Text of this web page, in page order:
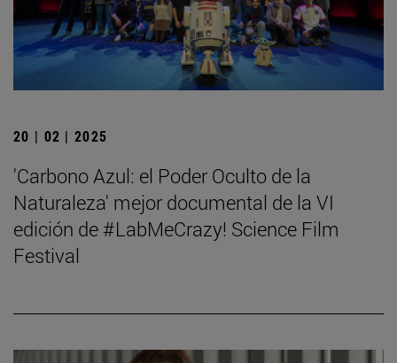
20 | 02 | 2025
'Carbono Azul: el Poder Oculto de la
Naturaleza' mejor documental de la VI
edición de #LabMeCrazy! Science Film
Festival